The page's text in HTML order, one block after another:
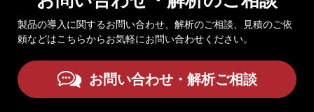
製品の導入に関するお問い合わせ、解析のご相談、見積のご依
頼などはこちらからお気軽にお問い合わせください。
お問い合わせ・解析ご相談